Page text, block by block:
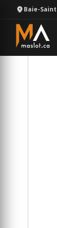
Baie-